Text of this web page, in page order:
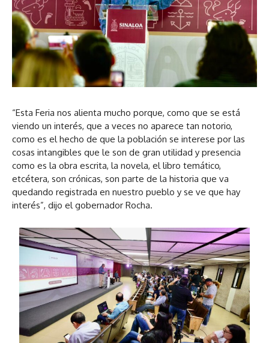
“Esta Feria nos alienta mucho porque, como que se está
viendo un interés, que a veces no aparece tan notorio,
como es el hecho de que la población se interese por las
cosas intangibles que le son de gran utilidad y presencia
como es la obra escrita, la novela, el libro temático,
etcétera, son crónicas, son parte de la historia que va
quedando registrada en nuestro pueblo y se ve que hay
interés”, dijo el gobernador Rocha.